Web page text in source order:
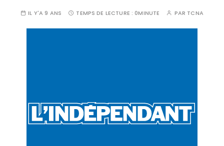
IL Y'A 9 ANS TEMPS DE LECTURE : 0MINUTE PAR TCNA